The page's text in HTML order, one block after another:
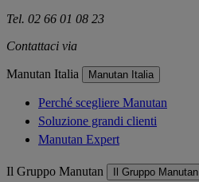
Tel. 02 66 01 08 23
Contattaci via
Manutan Italia Manutan Italia
Perché scegliere Manutan
Soluzione grandi clienti
Manutan Expert
Il Gruppo Manutan Il Gruppo Manutan